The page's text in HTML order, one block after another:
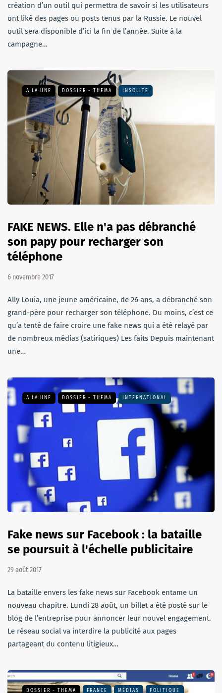
création d’un outil qui permettra de savoir si les utilisateurs
ont liké des pages ou posts tenus par la Russie. Le nouvel
outil sera disponible d’ici la fin de l’année. Suite à la
campagne…
A LA UNE DOSSIER - THEMA INSOLITE
FAKE NEWS. Elle n'a pas débranché
son papy pour recharger son
téléphone
6 novembre 2017
Ally Louia, une jeune américaine, de 26 ans, a débranché son
grand-père pour recharger son téléphone. Du moins, c’est ce
qu’a tenté de faire croire une fake news qui a été relayé par
de nombreux médias (satiriques) Les faits Depuis maintenant
une…
A LA UNE DOSSIER - THEMA INTERNATIONAL
Fake news sur Facebook : la bataille
se poursuit à l'échelle publicitaire
29 août 2017
La bataille envers les fake news sur Facebook entame un
nouveau chapitre. Lundi 28 août, un billet a été posté sur le
blog de l’entreprise pour annoncer leur nouvel engagement.
Le réseau social va interdire la publicité aux pages
partageant du contenu litigieux…
DOSSIER - THEMA FRANCE MÉDIAS POLITIQUE